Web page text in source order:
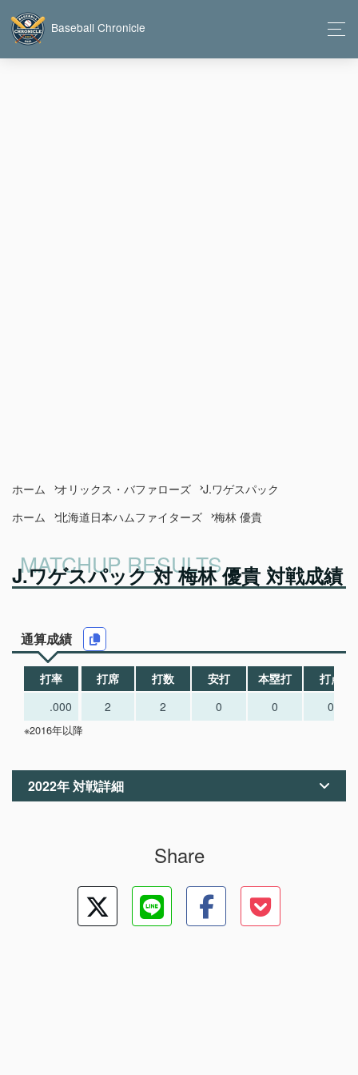
Baseball Chronicle
ホーム オリックス・バファローズ
J.ワゲスパック
ホーム
北海道日本ハムファイターズ 梅林 優貴
J.ワゲスパック 対 梅林 優貴 対戦成績
通算成績
打率 打席 打数 安打 本塁打
打点
.000
2 2 0 0 0
※2016年以降
2022年 対戦詳細
Share